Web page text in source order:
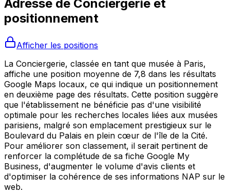
Adresse de Conciergerie et
positionnement
Afficher les positions
La Conciergerie, classée en tant que musée à Paris,
affiche une position moyenne de 7,8 dans les résultats
Google Maps locaux, ce qui indique un positionnement
en deuxième page des résultats. Cette position suggère
que l'établissement ne bénéficie pas d'une visibilité
optimale pour les recherches locales liées aux musées
parisiens, malgré son emplacement prestigieux sur le
Boulevard du Palais en plein cœur de l'île de la Cité.
Pour améliorer son classement, il serait pertinent de
renforcer la complétude de sa fiche Google My
Business, d'augmenter le volume d'avis clients et
d'optimiser la cohérence de ses informations NAP sur le
web.